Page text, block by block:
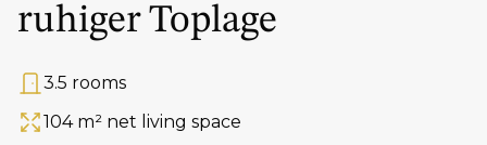
ruhiger Toplage
Rooms
3.5 rooms
Area
104 m² net living space